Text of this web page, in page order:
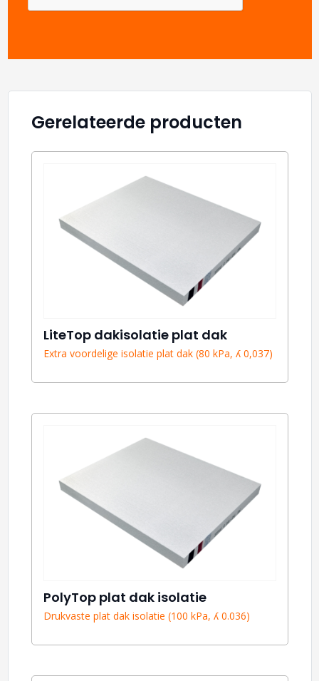
Gerelateerde producten
LiteTop dakisolatie plat dak
Extra voordelige isolatie plat dak (80 kPa, ʎ 0,037)
PolyTop plat dak isolatie
Drukvaste plat dak isolatie (100 kPa, ʎ 0.036)